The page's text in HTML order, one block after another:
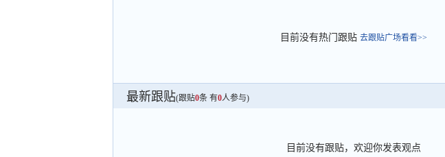
目前没有热门跟贴 去跟贴广场看看>>
最新跟贴(跟贴0条 有0人参与)
目前没有跟贴，欢迎你发表观点